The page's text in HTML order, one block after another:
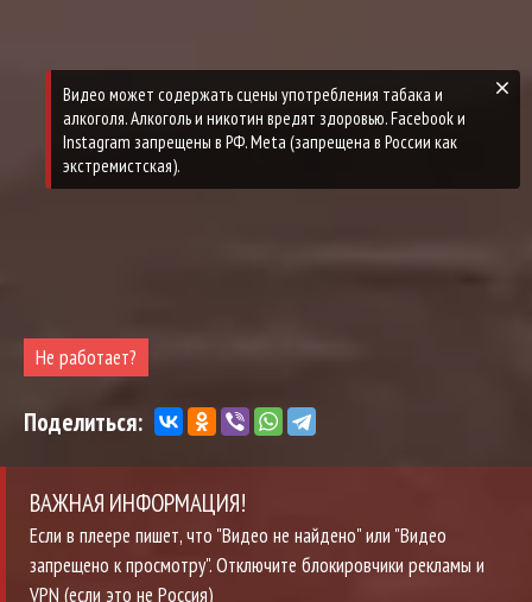
Не работает?
Поделиться:
ВАЖНАЯ ИНФОРМАЦИЯ!
Если в плеере пишет, что "Видео не найдено" или "Видео
запрещено к просмотру". Отключите блокировчики рекламы и
VPN (если это не Россия)